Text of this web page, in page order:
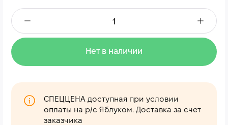
Нет в наличии
СПЕЦЦЕНА доступная при условии
оплаты на р/с Яблуком. Доставка за счет
заказчика